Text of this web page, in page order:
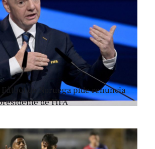
Fútbol de Noruega pide renuncia
de FIFA